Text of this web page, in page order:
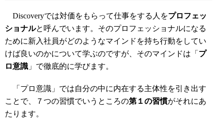
Discoveryでは対価をもらって仕事をする人をプロフェッ
ショナルと呼んでいます。そのプロフェッショナルになる
ために新入社員がどのようなマインドを持ち行動をしてい
けば良いのかについて学ぶのですが、そのマインドは「 プ
ロ意識 」で徹底的に学びます。
「プロ意識」では自分の中に内在する主体性を引き出す
ことで、７つの習慣でいうところの第１の習慣がそれにあ
たります。